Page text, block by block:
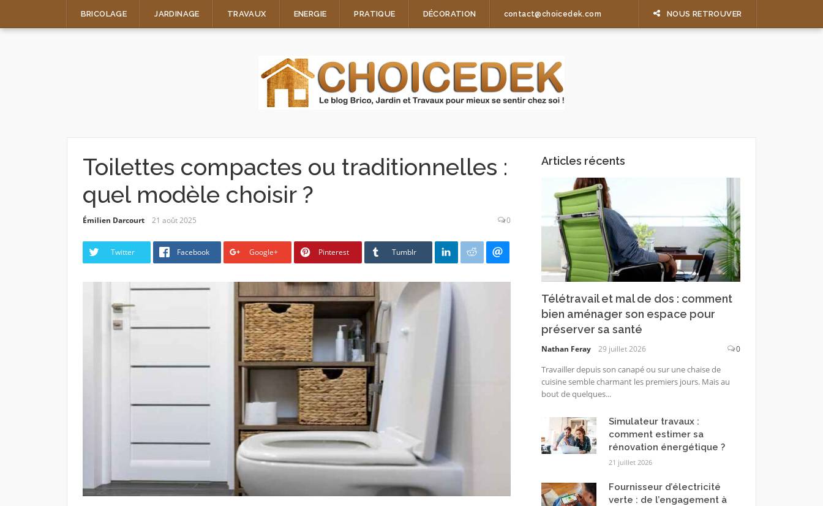
BRICOLAGE JARDINAGE TRAVAUX ENERGIE PRATIQUE DÉCORATION contact@choicedek.com NOUS RETROUVER
Toilettes compactes ou traditionnelles :
quel modèle choisir ?
Émilien Darcourt 21 août 2025 0
Twitter Facebook Google+ Pinterest Tumblr
Articles récents
Télétravail et mal de dos : comment
bien aménager son espace pour
préserver sa santé
Nathan Feray 29 juillet 2026 0
Travailler depuis son canapé ou sur une chaise de
cuisine semble charmant les premiers jours. Mais au
bout de quelques...
Simulateur travaux :
comment estimer sa
rénovation énergétique ?
21 juillet 2026
Fournisseur d’électricité
verte : de l’engagement à